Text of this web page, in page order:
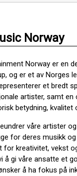
Norway
Norway er en
og er et av Norges
et bredt
artister, samt
betydning, kvalitet
våre artister
for deres musikk og
for kreativitet, vekst
å gi våre ansatte et
å ha fokus på